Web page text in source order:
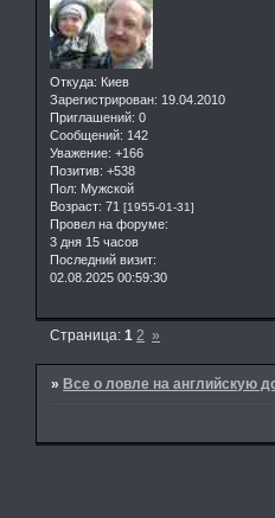
Откуда: Киев
Зарегистрирован: 19.04.2010
Приглашений: 0
Сообщений: 142
Уважение: +166
Позитив: +538
Пол: Мужской
Возраст: 71 [1955-01-31]
Провел на форуме:
3 дня 15 часов
Последний визит:
02.08.2025 00:59:30
Страница:1 2 »
» Все о ловле на английскую